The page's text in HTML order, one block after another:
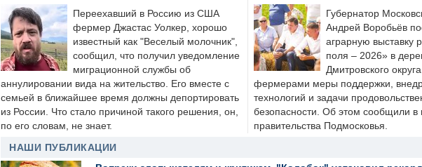
Переехавший в Россию из США
фермер Джастас Уолкер, хорошо
известный как "Веселый молочник",
сообщил, что получил уведомление
миграционной службы об
аннулировании вида на жительство. Его вместе с
семьей в ближайшее время должны депортировать
из России. Что стало причиной такого решения, он,
по его словам, не знает.
Губернатор
Андрей Воробьёв
аграрную выставку
поля – 2026» в
Дмитровского
фермерами меры поддержки,
технологий и задачи
безопасности. Об этом сообщили в
правительства Подмосковья.
НАШИ ПУБЛИКАЦИИ